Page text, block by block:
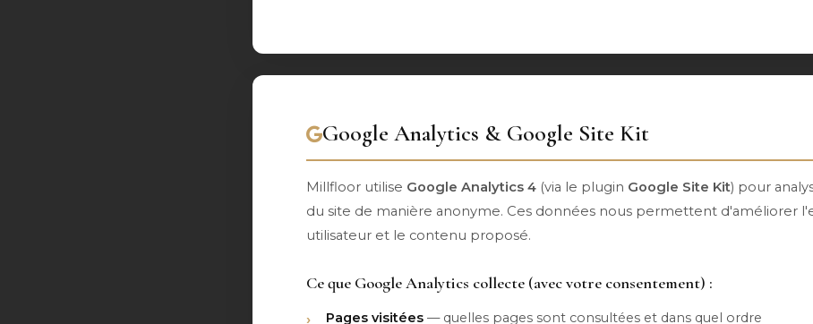
Google Analytics & Google Site Kit
Millfloor utilise Google Analytics 4 (via le plugin Google Site Kit) pour
du site de manière anonyme. Ces données nous permettent d'améliorer
utilisateur et le contenu proposé.
Ce que Google Analytics collecte (avec votre consentement) :
Pages visitées — quelles pages sont consultées et dans quel ordre